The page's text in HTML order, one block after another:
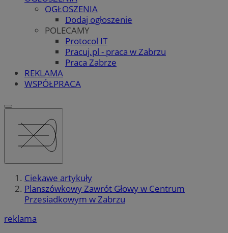
OGŁOSZENIA
Dodaj ogłoszenie
POLECAMY
Protocol IT
Pracuj.pl - praca w Zabrzu
Praca Zabrze
REKLAMA
WSPÓŁPRACA
Ciekawe artykuły
Planszówkowy Zawrót Głowy w Centrum
Przesiadkowym w Zabrzu
reklama